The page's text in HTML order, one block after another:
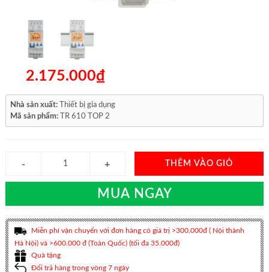
2.175.000₫
Nhà sản xuất:
Thiết bị gia dụng
Mã sản phẩm:
TR 610 TOP 2
THÊM VÀO GIỎ
MUA NGAY
Miễn phí vận chuyển với đơn hàng có giá trị >300.000đ ( Nội thành
Hà Nội) và >600.000 đ (Toàn Quốc) (tối đa 35.000đ)
Quà tặng
Đổi trả hàng trong vòng 7 ngày